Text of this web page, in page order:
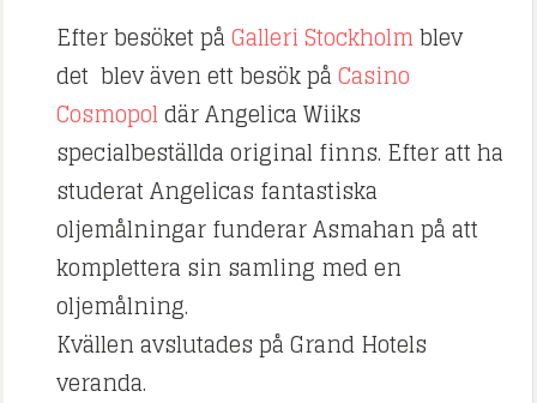
Efter besöket påGalleri Stockholmblev
det blev även ett besök påCasino
Cosmopoldär Angelica Wiiks
specialbeställda original finns. Efter att ha
studerat Angelicas fantastiska
oljemålningar funderar Asmahan på att
komplettera sin samling med en
oljemålning.
Kvällen avslutades på Grand Hotels
veranda.